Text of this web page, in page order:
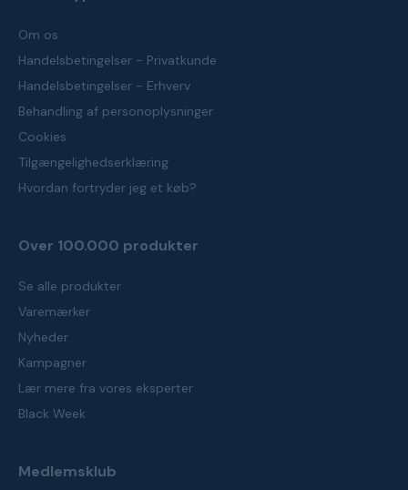
Om os
Handelsbetingelser - Privatkunde
Handelsbetingelser - Erhverv
Behandling af personoplysninger
Cookies
Tilgængelighedserklæring
Hvordan fortryder jeg et køb?
Over 100.000 produkter
Se alle produkter
Varemærker
Nyheder
Kampagner
Lær mere fra vores eksperter
Black Week
Medlemsklub